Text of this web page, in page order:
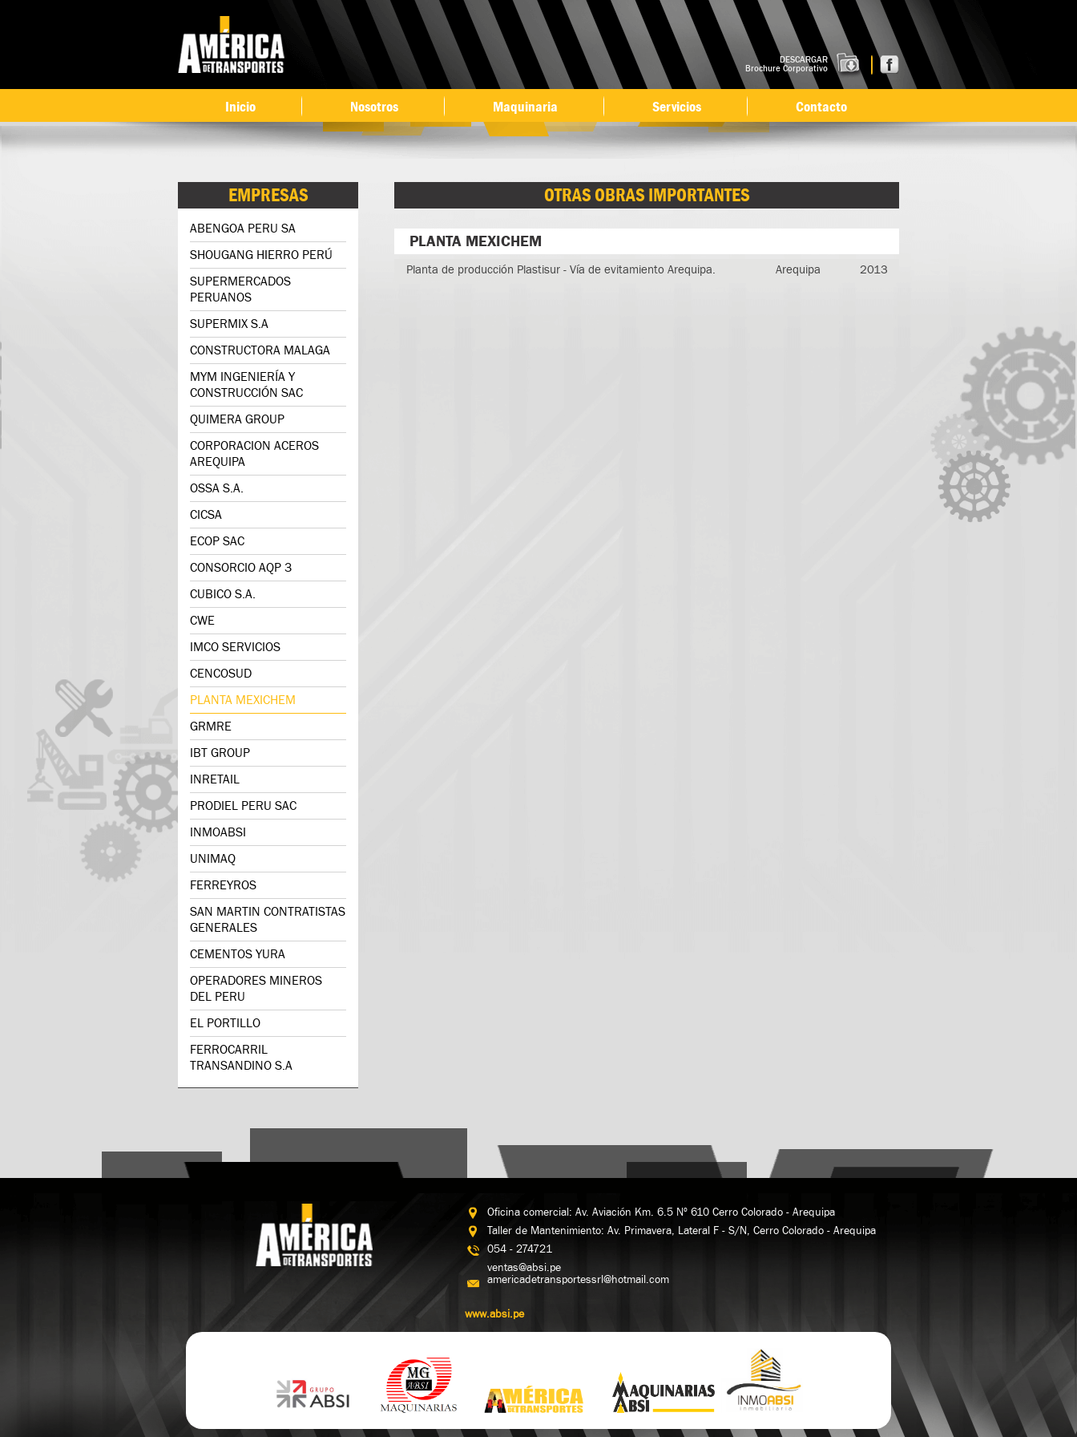
Ir al
contenido
principal
DESCARGAR
Brochure Corporativo
Inicio Nosotros Maquinaria Servicios Contacto
OTRAS OBRAS IMPORTANTES
PLANTA MEXICHEM
Planta de producción Plastisur - Vía de evitamiento Arequipa. Arequipa 2013
EMPRESAS
ABENGOA PERU SA
SHOUGANG HIERRO PERÚ
SUPERMERCADOS
PERUANOS
SUPERMIX S.A
CONSTRUCTORA MALAGA
MYM INGENIERÍA Y
CONSTRUCCIÓN SAC
QUIMERA GROUP
CORPORACION ACEROS
AREQUIPA
OSSA S.A.
CICSA
ECOP SAC
CONSORCIO AQP 3
CUBICO S.A.
CWE
IMCO SERVICIOS
CENCOSUD
PLANTA MEXICHEM
GRMRE
IBT GROUP
INRETAIL
PRODIEL PERU SAC
INMOABSI
UNIMAQ
FERREYROS
SAN MARTIN CONTRATISTAS
GENERALES
CEMENTOS YURA
OPERADORES MINEROS
DEL PERU
EL PORTILLO
FERROCARRIL
TRANSANDINO S.A
Oficina comercial: Av. Aviación Km. 6.5 Nº 610 Cerro Colorado - Arequipa
Taller de Mantenimiento: Av. Primavera, Lateral F - S/N, Cerro Colorado - Arequipa
054 - 274721
ventas@absi.pe
americadetransportessrl@hotmail.com
www.absi.pe